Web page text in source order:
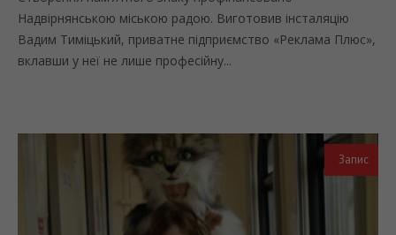
Надвірнянською міською радою. Виготовив інсталяцію
Вадим Тиміцький, приватне підприємство «Реклама Плюс»,
вклавши у неї не лише професійну...
Запис